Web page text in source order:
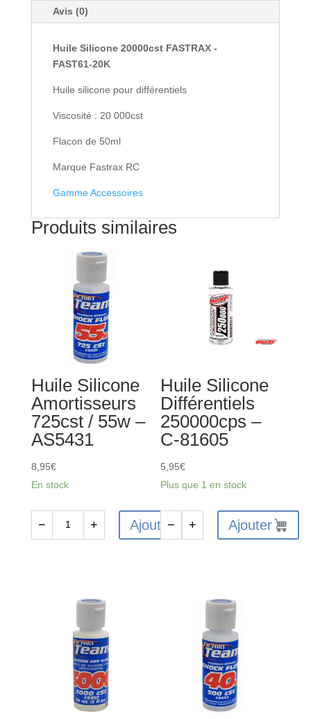
SILICONE
DIFF
20000CST
Avis (0)
Huile Silicone 20000cst FASTRAX -
FAST61-20K
Huile silicone pour différentiels
Viscosité : 20 000cst
Flacon de 50ml
Marque Fastrax RC
Gamme Accessoires
Produits similaires
Huile Silicone
Amortisseurs
725cst / 55w –
AS5431
8,95€
En stock
Amortisseurs
− + Ajouter
Huile Silicone
Différentiels
250000cps –
C-81605
5,95€
Plus que 1 en stock
Différentiels
− + Ajouter